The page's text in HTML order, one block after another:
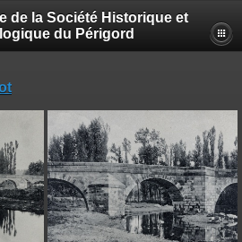
de la Société Historique et
du Périgord